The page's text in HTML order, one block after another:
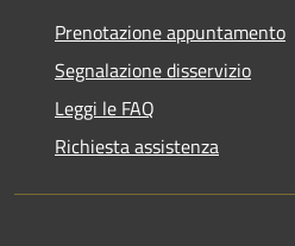
Prenotazione appuntamento
Segnalazione disservizio
Leggi le FAQ
Richiesta assistenza